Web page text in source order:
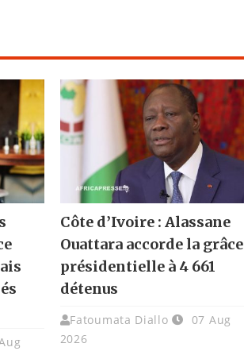
Côte d’Ivoire : Alassane
Ouattara accorde la grâce
présidentielle à 4 661
détenus
Fatoumata Diallo
07 Aug
2026